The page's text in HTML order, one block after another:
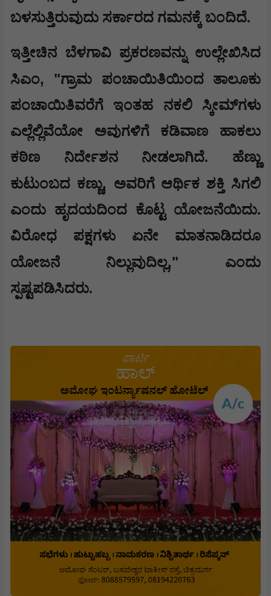
ಬಳಸುತ್ತಿರುವುದು ಸರ್ಕಾರದ ಗಮನಕ್ಕೆ ಬಂದಿದೆ.
ಇತ್ತೀಚಿನ ಬೆಳಗಾವಿ ಪ್ರಕರಣವನ್ನು ಉಲ್ಲೇಖಿಸಿದ
ಸಿಎಂ, "ಗ್ರಾಮ ಪಂಚಾಯಿತಿಯಿಂದ ತಾಲೂಕು
ಪಂಚಾಯಿತಿವರೆಗೆ ಇಂತಹ ನಕಲಿ ಸ್ಕೀಮ್‌ಗಳು
ಎಲ್ಲೆಲ್ಲಿವೆಯೋ ಅವುಗಳಿಗೆ ಕಡಿವಾಣ ಹಾಕಲು
ಕಠಿಣ ನಿರ್ದೇಶನ ನೀಡಲಾಗಿದೆ. ಹೆಣ್ಣು
ಕುಟುಂಬದ ಕಣ್ಣು, ಅವರಿಗೆ ಆರ್ಥಿಕ ಶಕ್ತಿ ಸಿಗಲಿ
ಎಂದು ಹೃದಯದಿಂದ ಕೊಟ್ಟ ಯೋಜನೆಯಿದು.
ವಿರೋಧ ಪಕ್ಷಗಳು ಏನೇ ಮಾತನಾಡಿದರೂ
ಯೋಜನೆ ನಿಲ್ಲುವುದಿಲ್ಲ," ಎಂದು
ಸ್ಪಷ್ಟಪಡಿಸಿದರು.